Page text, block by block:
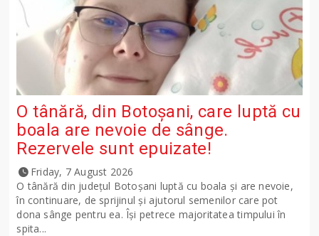
O tânără, din Botoșani, care luptă cu
boala are nevoie de sânge.
Rezervele sunt epuizate!
Friday, 7 August 2026
O tânără din județul Botoșani luptă cu boala și are nevoie,
în continuare, de sprijinul și ajutorul semenilor care pot
dona sânge pentru ea. Își petrece majoritatea timpului în
spita...